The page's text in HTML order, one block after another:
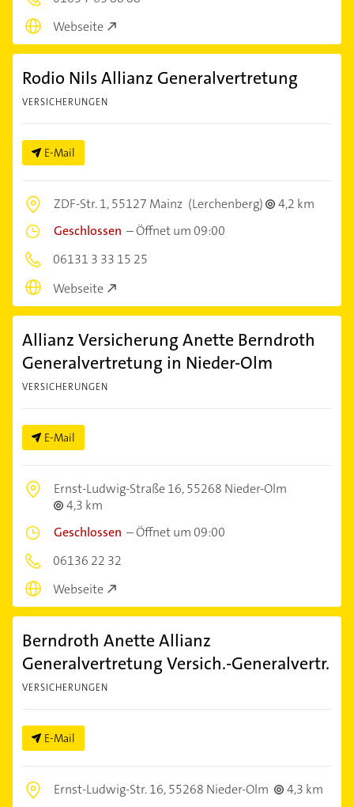
Webseite
Rodio Nils Allianz Generalvertretung
VERSICHERUNGEN
E-Mail
ZDF-Str. 1,55127 Mainz (Lerchenberg)
4,2 km
Geschlossen –Öffnet um 09:00
06131 3 33 15 25
Webseite
Allianz Versicherung Anette Berndroth
Generalvertretung in Nieder-Olm
VERSICHERUNGEN
E-Mail
Ernst-Ludwig-Straße 16,55268 Nieder-Olm
4,3 km
Geschlossen –Öffnet um 09:00
06136 22 32
Webseite
Berndroth Anette Allianz
Generalvertretung Versich.-Generalvertr.
VERSICHERUNGEN
E-Mail
Ernst-Ludwig-Str. 16,55268 Nieder-Olm
4,3 km